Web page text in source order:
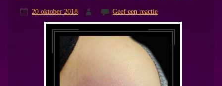
20 oktober 2018 Geef een reactie